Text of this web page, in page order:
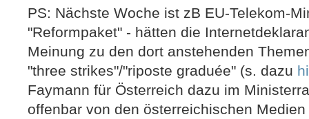
PS: Nächste Woche ist zB EU-Telekom-
"Reformpaket" - hätten die
Meinung zu den dort anstehenden
"three strikes"/"riposte graduée" (s. dazu
Faymann für Österreich dazu im
offenbar von den österreichischen